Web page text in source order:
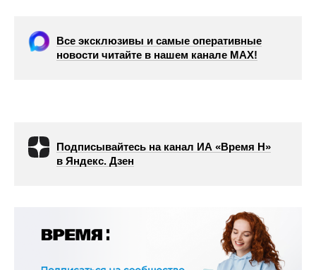
Все эксклюзивы и самые оперативные
новости читайте в нашем канале МАХ!
Подписывайтесь на канал ИА «Время Н»
в Яндекс. Дзен